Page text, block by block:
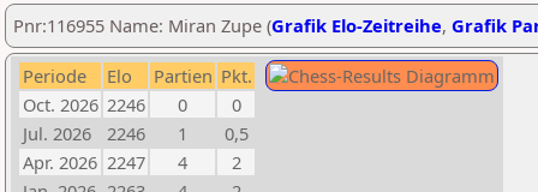
Pnr:116955 Name: Miran Zupe (Grafik Elo-Zeitreihe, Grafik
Periode Elo Partien Pkt.
Oct. 2026 2246 0
0
Jul. 2026
2246 1
0,5
Apr. 2026 2247 4
2